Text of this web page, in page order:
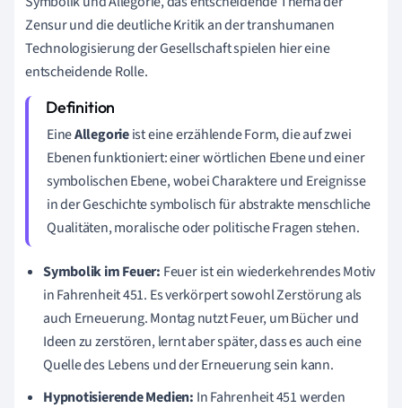
Zensur und die deutliche Kritik an der transhumanen
Technologisierung der Gesellschaft spielen hier eine
entscheidende Rolle.
EineAllegorieist eine erzählende Form, die auf zwei
Ebenen funktioniert: einer wörtlichen Ebene und einer
symbolischen Ebene, wobei Charaktere und Ereignisse
in der Geschichte symbolisch für abstrakte menschliche
Qualitäten, moralische oder politische Fragen stehen.
Symbolik im Feuer: Feuer ist ein wiederkehrendes Motiv
in Fahrenheit 451. Es verkörpert sowohl Zerstörung als
auch Erneuerung. Montag nutzt Feuer, um Bücher und
Ideen zu zerstören, lernt aber später, dass es auch eine
Quelle des Lebens und der Erneuerung sein kann.
Hypnotisierende Medien: In Fahrenheit 451 werden